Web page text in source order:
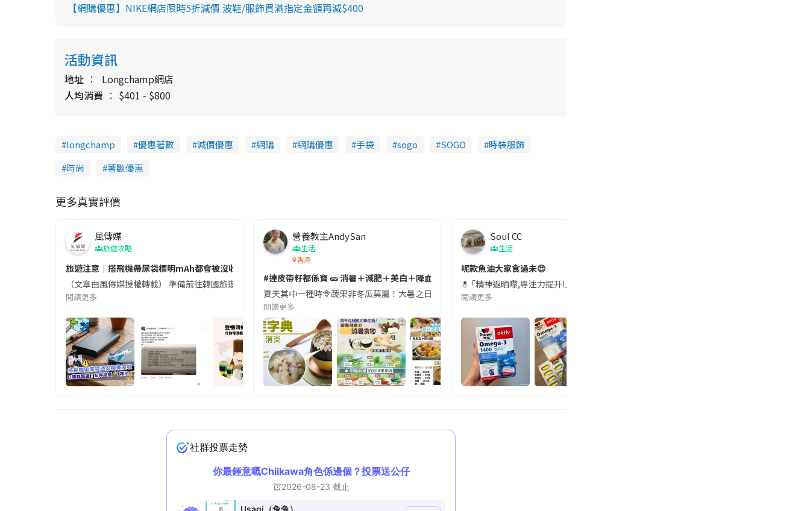
【網購優惠】NIKE網店限時5折減價 波鞋/服飾買滿指定金額再減$400
活動資訊
地址
Longchamp網店
人均消費
$401 - $800
longchamp 優惠著數 減價優惠 網購 網購優惠 手袋 sogo SOGO
時裝服飾
時尚
著數優惠
更多真實評價
風傳媒
旅遊攻略
旅遊注意｜搭飛機帶尿袋標明mAh都會被沒收😱出發前切記檢查「1標示」🚨
（文章由風傳媒授權轉載） 準備前往韓國旅遊的民眾，近期要特別留意隨身行李中的行動電源。一名旅客日前在機場安檢時，明明攜帶的行動電源機身已標示「10000mAh」，卻仍被要求當場
閱讀更多
營養教主AndySan
生活
香港
#連皮帶籽都係寶 🥒 消暑＋減肥＋美白＋降血脂
夏天其中一種時令蔬果非冬瓜莫屬！大暑之日，點都要飲碗冬瓜湯消暑解渴！除了解暑，冬瓜仲有好多鮮為人知嘅好處：減肥、消水腫、降血
閱讀更多
Soul CC
生活
呢款魚油大家食過未😍
💊 ｢精神返晒嚟,專注力提升!｣ 長時間對住電腦､剪片寫稿,成日覺得眼睛乾澀､腦袋好似｢斷
閱讀更多